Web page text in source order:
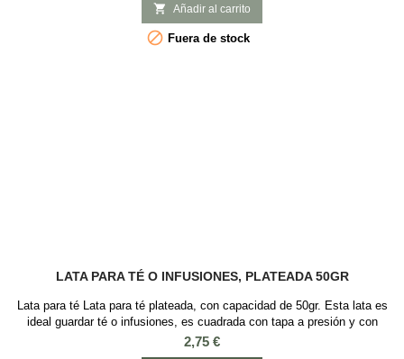
7 cm diámetro x 13 cm alto. 2 Modelos. Contenido: Cuenco de
cerámica japonesa para...
 Añadir al carrito
 Fuera de stock
LATA PARA TÉ O INFUSIONES, PLATEADA 50GR
Lata para té Lata para té plateada, con capacidad de 50gr. Esta lata es
ideal guardar té o infusiones, es cuadrada con tapa a presión y con
Medidas: 6 x 6 x 8 cm.
Precio
2,75 €